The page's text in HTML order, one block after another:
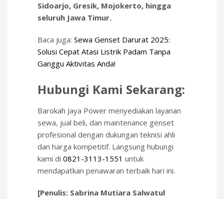
Sidoarjo, Gresik, Mojokerto, hingga
seluruh Jawa Timur.
Baca juga: Sewa Genset Darurat 2025:
Solusi Cepat Atasi Listrik Padam Tanpa
Ganggu Aktivitas Anda!
Hubungi Kami Sekarang:
Barokah Jaya Power menyediakan layanan
sewa, jual beli, dan maintenance genset
profesional dengan dukungan teknisi ahli
dan harga kompetitif. Langsung hubungi
kami di 0821-3113-1551 untuk
mendapatkan penawaran terbaik hari ini.
[Penulis: Sabrina Mutiara Salwatul